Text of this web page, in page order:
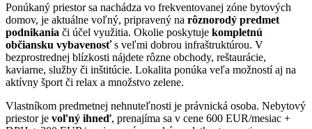
Ponúkaný priestor sa nachádza vo frekventovanej zóne bytových
domov, je aktuálne voľný, pripravený na rôznorodý predmet
podnikania či účel využitia. Okolie poskytuje kompletnú
občiansku vybavenosťs veľmi dobrou infraštruktúrou. V
bezprostrednej blízkosti nájdete rôzne obchody, reštaurácie,
kaviarne, služby či inštitúcie. Lokalita ponúka veľa možností aj na
aktívny šport či relax a množstvo zelene.
Vlastníkom predmetnej nehnuteľnosti je právnická osoba. Nebytový
priestor je voľný ihneď, prenajíma sa v cene 600 EUR/mesiac +